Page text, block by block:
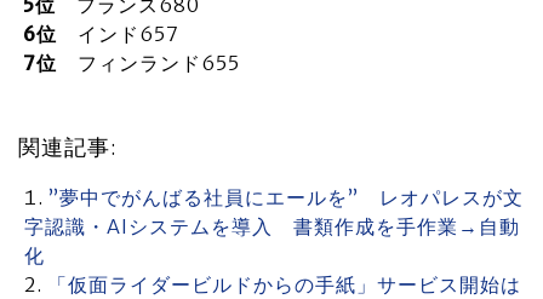
6位 インド657
7位 フィンランド655
関連記事:
”夢中でがんばる社員にエールを” レオパレスが文
字認識・AIシステムを導入 書類作成を手作業→自動
化
「仮面ライダービルドからの手紙」サービス開始は